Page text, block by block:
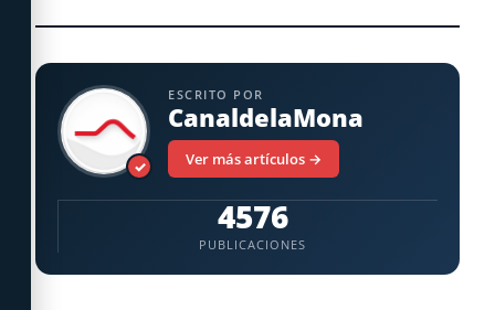
✓
ESCRITO POR
CanaldelaMona
Ver más artículos →
4576
PUBLICACIONES